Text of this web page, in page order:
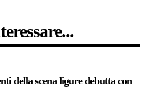
della scena ligure debutta con